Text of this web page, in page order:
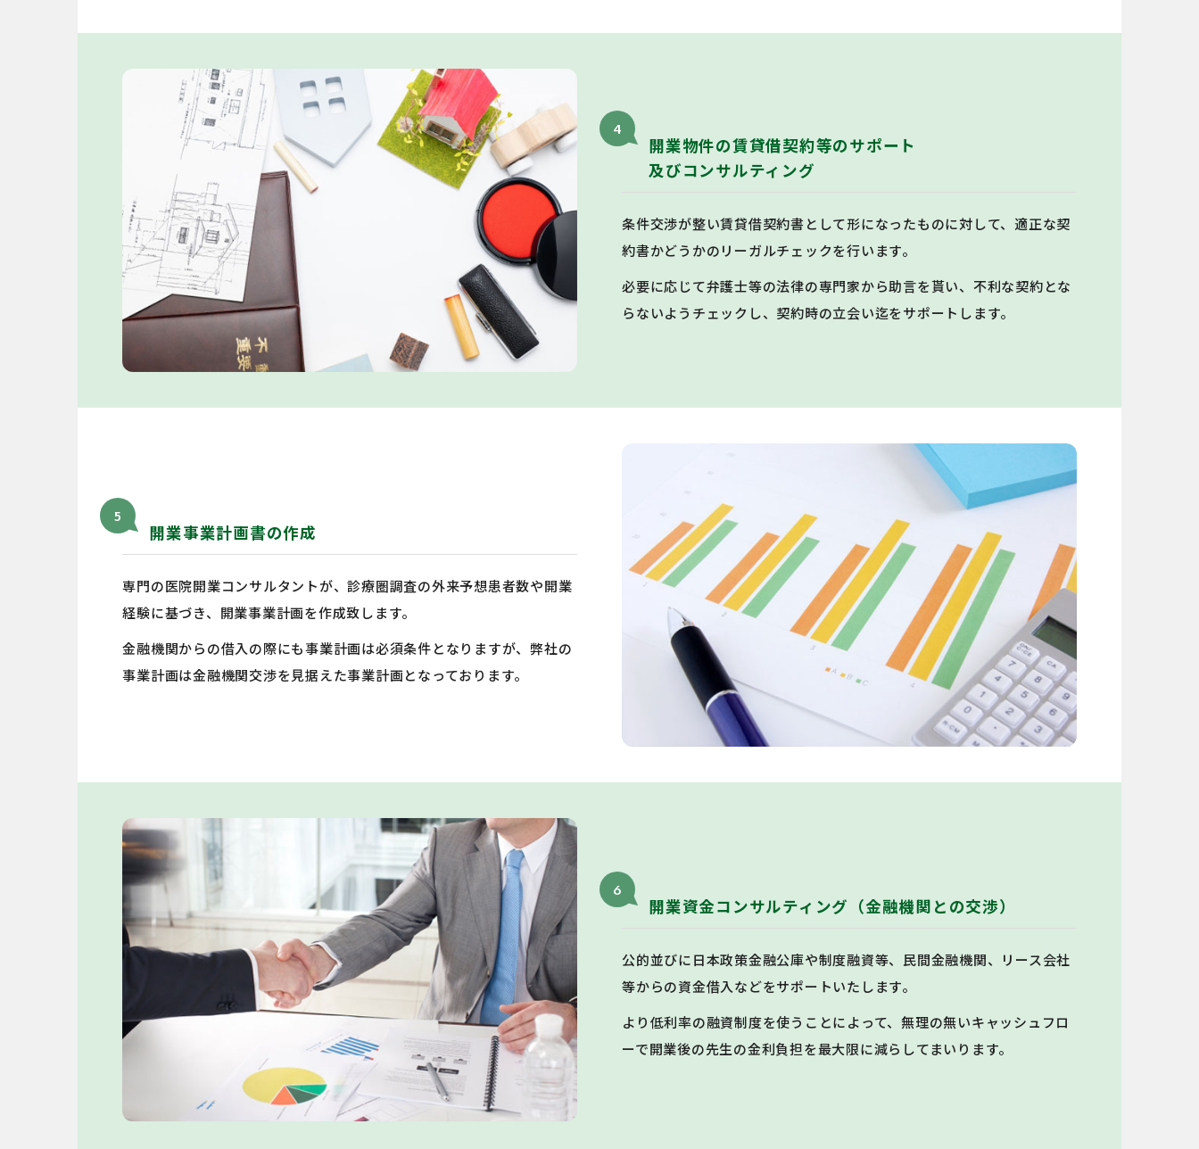
4
開業物件の賃貸借契約等のサポート
及びコンサルティング
条件交渉が整い賃貸借契約書として形になったものに対して、適正な契
約書かどうかのリーガルチェックを行います。
必要に応じて弁護士等の法律の専門家から助言を貰い、不利な契約とな
らないようチェックし、契約時の立会い迄をサポートします。
5
開業事業計画書の作成
専門の医院開業コンサルタントが、診療圏調査の外来予想患者数や開業
経験に基づき、開業事業計画を作成致します。
金融機関からの借入の際にも事業計画は必須条件となりますが、弊社の
事業計画は金融機関交渉を見据えた事業計画となっております。
6
開業資金コンサルティング（金融機関との交渉）
公的並びに日本政策金融公庫や制度融資等、民間金融機関、リース会社
等からの資金借入などをサポートいたします。
より低利率の融資制度を使うことによって、無理の無いキャッシュフロ
ーで開業後の先生の金利負担を最大限に減らしてまいります。